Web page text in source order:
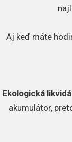
Aj keď máte
Ekologická
akumulátor,